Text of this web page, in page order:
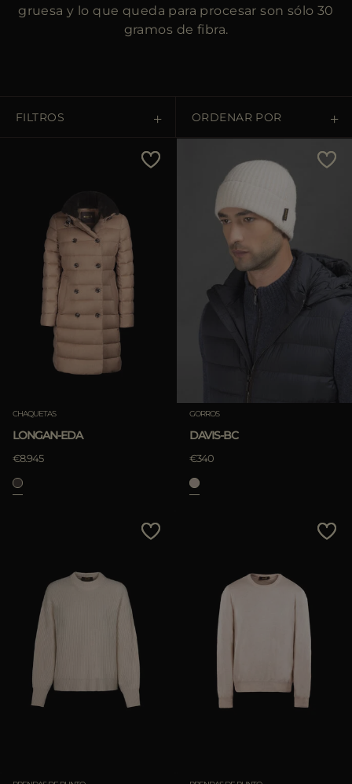
gruesa y lo que queda para procesar son sólo 30
gramos de fibra.
FILTROS ORDENAR POR
Borra
Lo más vendido
Populares
CHAQUETAS
LONGAN-EDA
€8.945
GORROS
DAVIS-BC
€340